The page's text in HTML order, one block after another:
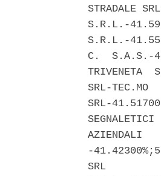
STRADALE
S.R.L.-
S.R.L.-
C.  S.A.S.-
TRIVENETA
SRL-
SRL-
AZIENDALI
-
SRL